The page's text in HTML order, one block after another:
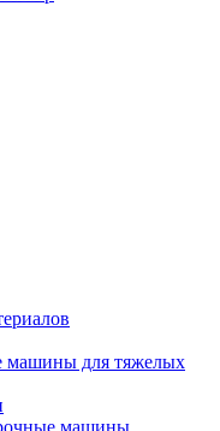
для тяжелых
машины